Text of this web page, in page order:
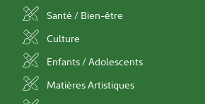
Santé / Bien-être
Culture
Enfants / Adolescents
Matières Artistiques